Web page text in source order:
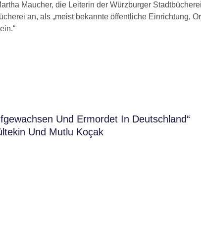
Maucher, die Leiterin der Würzburger
an, als „meist bekannte öffentliche Einrichtung,
Und Ermordet In Deutschland“
Und Mutlu Koçak